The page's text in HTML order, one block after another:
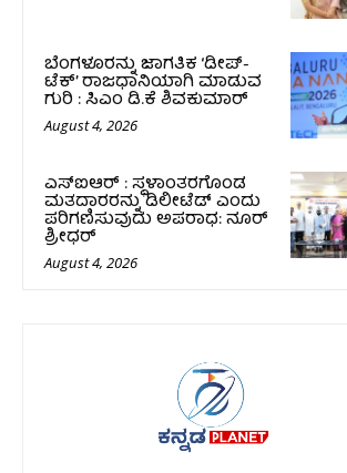
ಬೆಂಗಳೂರನ್ನು ಜಾಗತಿಕ ‘ಡೀಪ್-
ಟೆಕ್’ ರಾಜಧಾನಿಯಾಗಿ ಮಾಡುವ
ಗುರಿ : ಸಿಎಂ ಡಿ.ಕೆ ಶಿವಕುಮಾರ್
August 4, 2026
ಎಸ್‌ಐಆರ್ : ಸ್ಥಳಾಂತರಗೊಂಡ
ಮತದಾರರನ್ನು ಡಿಲೀಟೆಡ್ ಎಂದು
ಪರಿಗಣಿಸುವುದು ಅಪರಾಧ: ನೂರ್
ಶ್ರೀಧರ್
August 4, 2026